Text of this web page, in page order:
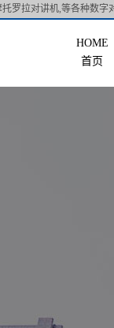
罗拉对讲机,等各种数字
首页